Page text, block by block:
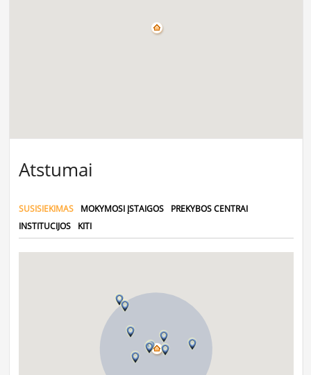
Atstumai
SUSISIEKIMAS MOKYMOSI ĮSTAIGOS
PREKYBOS CENTRAI
INSTITUCIJOS
KITI